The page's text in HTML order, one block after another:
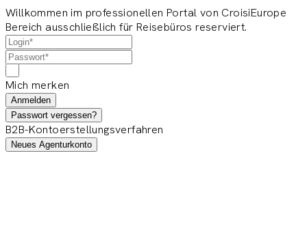
Willkommen im professionellen Portal von CroisiEurope
Bereich ausschließlich für Reisebüros reserviert.
Mich merken
Anmelden
Passwort vergessen?
B2B-Kontoerstellungsverfahren
Neues Agenturkonto